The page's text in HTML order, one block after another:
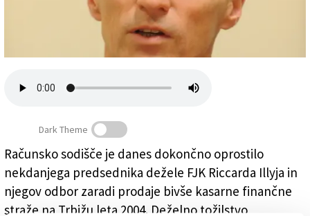
Računsko sodišče dokončno oprostilo Riccarda Illyja
Dark Theme
Računsko sodišče je danes dokončno oprostilo
nekdanjega predsednika dežele FJK Riccarda Illyja in
njegov odbor zaradi prodaje bivše kasarne finančne
straže na Trbižu leta 2004. Deželno tožilstvo